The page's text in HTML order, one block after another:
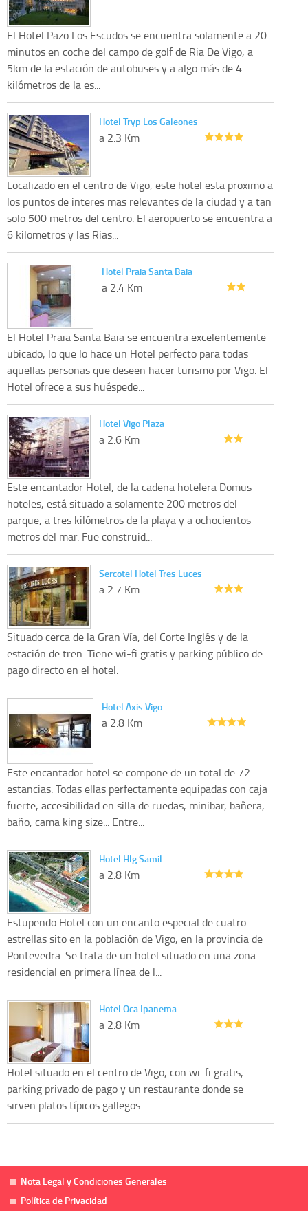
El Hotel Pazo Los Escudos se encuentra solamente a 20
minutos en coche del campo de golf de Ria De Vigo, a
5km de la estación de autobuses y a algo más de 4
kilómetros de la es...
Hotel Tryp Los Galeones
a 2.3 Km
Localizado en el centro de Vigo, este hotel esta proximo a
los puntos de interes mas relevantes de la ciudad y a tan
solo 500 metros del centro. El aeropuerto se encuentra a
6 kilometros y las Rias...
Hotel Praia Santa Baia
a 2.4 Km
El Hotel Praia Santa Baia se encuentra excelentemente
ubicado, lo que lo hace un Hotel perfecto para todas
aquellas personas que deseen hacer turismo por Vigo. El
Hotel ofrece a sus huéspede...
Hotel Vigo Plaza
a 2.6 Km
Este encantador Hotel, de la cadena hotelera Domus
hoteles, está situado a solamente 200 metros del
parque, a tres kilómetros de la playa y a ochocientos
metros del mar. Fue construid...
Sercotel Hotel Tres Luces
a 2.7 Km
Situado cerca de la Gran Vía, del Corte Inglés y de la
estación de tren. Tiene wi-fi gratis y parking público de
pago directo en el hotel.
Hotel Axis Vigo
a 2.8 Km
Este encantador hotel se compone de un total de 72
estancias. Todas ellas perfectamente equipadas con caja
fuerte, accesibilidad en silla de ruedas, minibar, bañera,
baño, cama king size... Entre...
Hotel Hlg Samil
a 2.8 Km
Estupendo Hotel con un encanto especial de cuatro
estrellas sito en la población de Vigo, en la provincia de
Pontevedra. Se trata de un hotel situado en una zona
residencial en primera línea de l...
Hotel Oca Ipanema
a 2.8 Km
Hotel situado en el centro de Vigo, con wi-fi gratis,
parking privado de pago y un restaurante donde se
sirven platos típicos gallegos.
Nota Legal y Condiciones Generales
Política de Privacidad